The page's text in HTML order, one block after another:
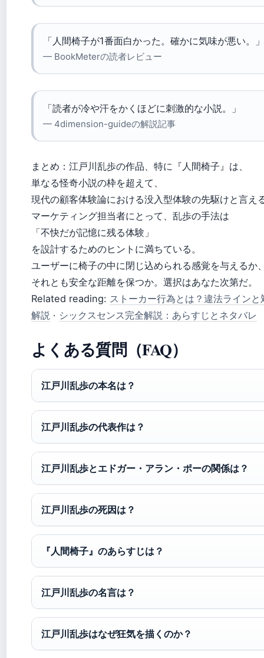
「人間椅子が1番面白かった。確かに気味が悪い。」
— BookMeterの読者レビュー
「読者が冷や汗をかくほどに刺激的な小説。」
— 4dimension-guideの解説記事
まとめ：江戸川乱歩の作品、特に『人間椅子』は、
単なる怪奇小説の枠を超えて、
現代の顧客体験論における没入型体験の先駆けと言え
マーケティング担当者にとって、乱歩の手法は
「不快だが記憶に残る体験」
を設計するためのヒントに満ちている。
ユーザーに椅子の中に閉じ込められる感覚を与えるか
それとも安全な距離を保つか。選択はあなた次第だ。
Related reading: ストーカー行為とは？違法ラインと
解説 · シックスセンス完全解説：あらすじとネタバレ
よくある質問（FAQ）
江戸川乱歩の本名は？
江戸川乱歩の代表作は？
江戸川乱歩とエドガー・アラン・ポーの関係は？
江戸川乱歩の死因は？
『人間椅子』のあらすじは？
江戸川乱歩の名言は？
江戸川乱歩はなぜ狂気を描くのか？